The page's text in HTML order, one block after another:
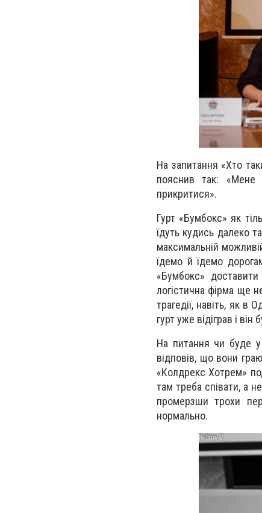
На запитання «Хто
пояснив так: «Мене
прикритися».
Гурт «Бумбокс» як
їдуть кудись далеко
максимальній
їдемо й їдемо
«Бумбокс»
логістична фірма ще
трагедії, навіть, як в
гурт уже відіграв і
На питання чи буде у
відповів, що вони
«Колдрекс Хотрем»
там треба співати, а
промерзши трохи
нормально.